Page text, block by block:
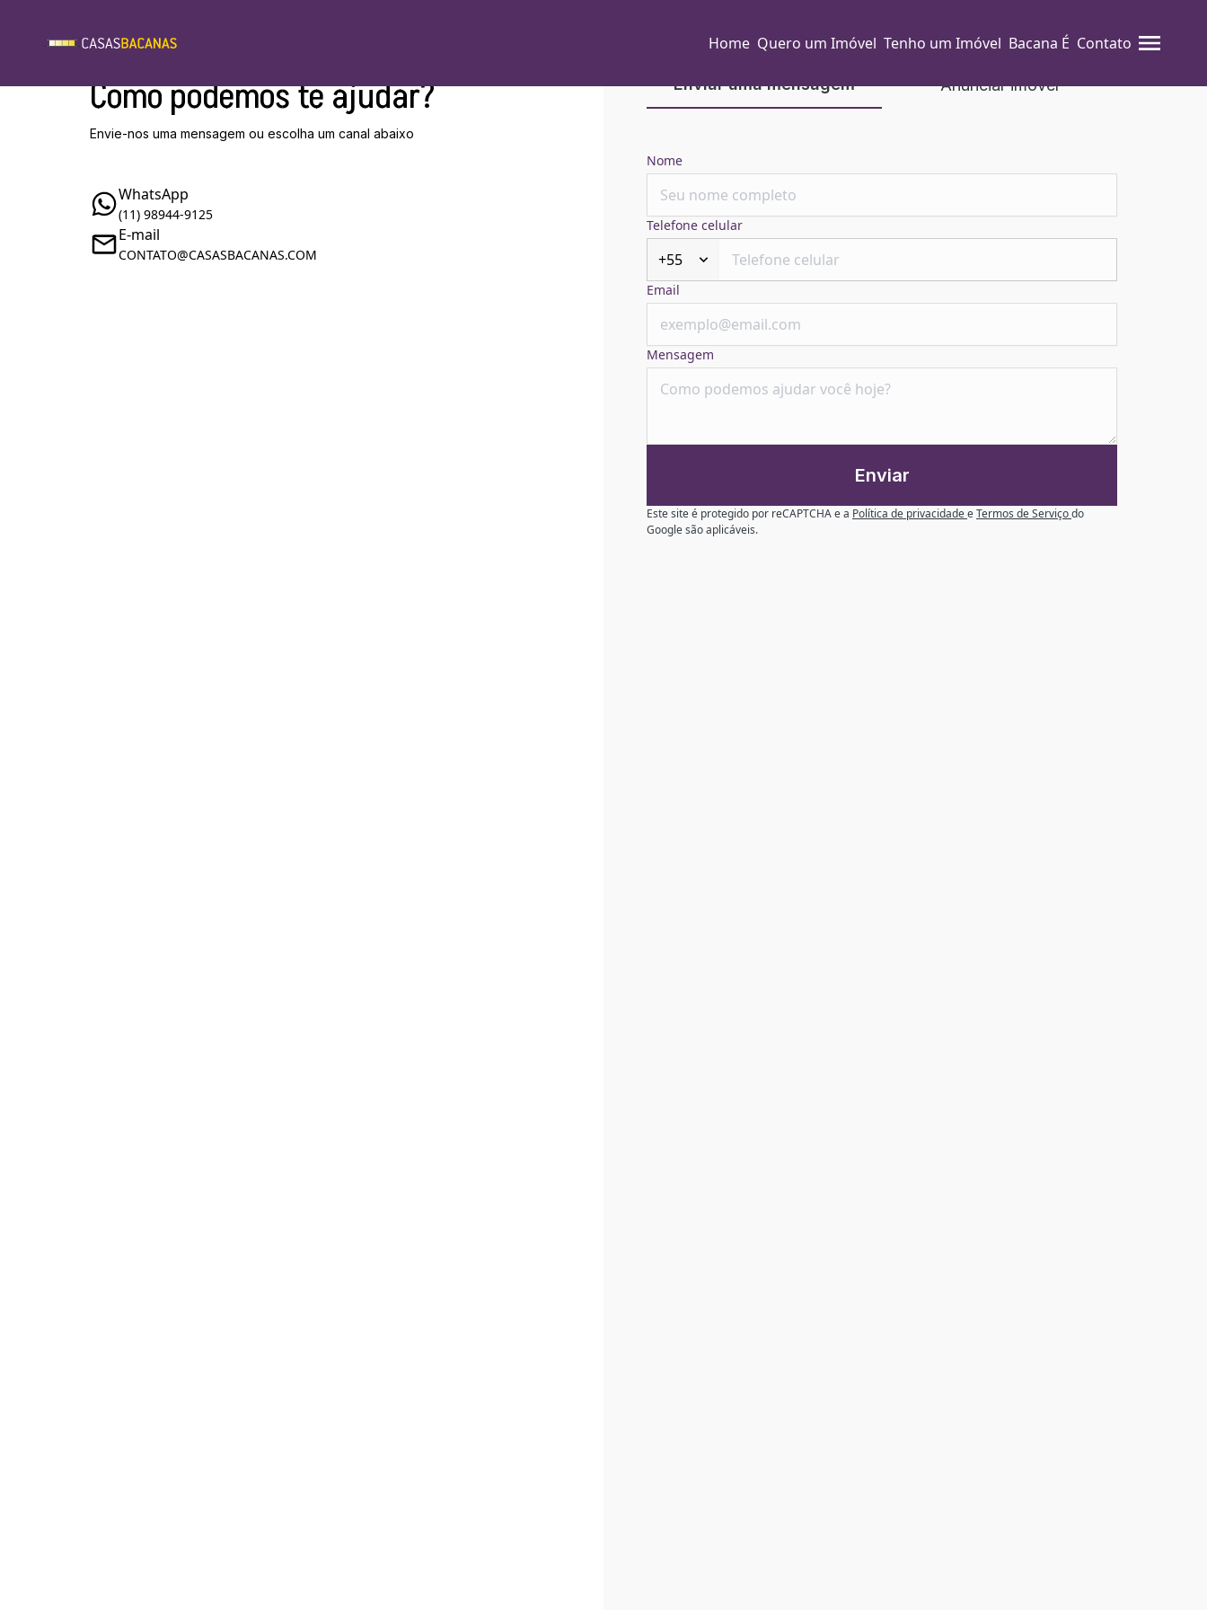
Home Quero um Imóvel Tenho um Imóvel Bacana É Contato
Como podemos te ajudar?
Envie-nos uma mensagem ou escolha um canal abaixo
WhatsApp
(11) 98944-9125
E-mail
CONTATO@CASASBACANAS.COM
Enviar uma mensagem Anunciar imóvel
Nome
Telefone celular
+55
Email
Mensagem
Enviar
Este site é protegido por reCAPTCHA e a Política de privacidadeeTermos de Serviçodo
Google são aplicáveis.